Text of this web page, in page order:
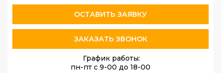
ОСТАВИТЬ ЗАЯВКУ
ЗАКАЗАТЬ ЗВОНОК
График работы:
пн-пт с 9-00 до 18-00